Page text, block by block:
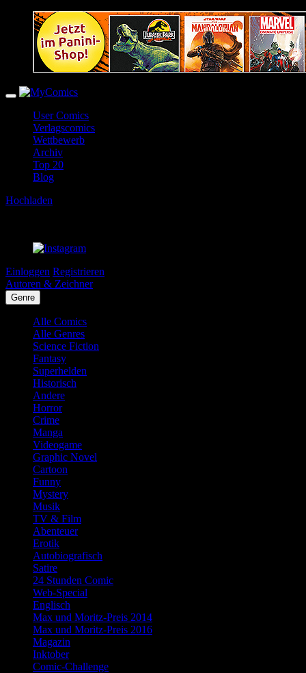
User Comics
Verlagscomics
Wettbewerb
Archiv
Top 20
Blog
Hochladen
Einloggen Registrieren
Autoren & Zeichner
Genre
Alle Comics
Alle Genres
Science Fiction
Fantasy
Superhelden
Historisch
Andere
Horror
Crime
Manga
Videogame
Graphic Novel
Cartoon
Funny
Mystery
Musik
TV & Film
Abenteuer
Erotik
Autobiografisch
Satire
24 Stunden Comic
Web-Special
Englisch
Max und Moritz-Preis 2014
Max und Moritz-Preis 2016
Magazin
Inktober
Comic-Challenge